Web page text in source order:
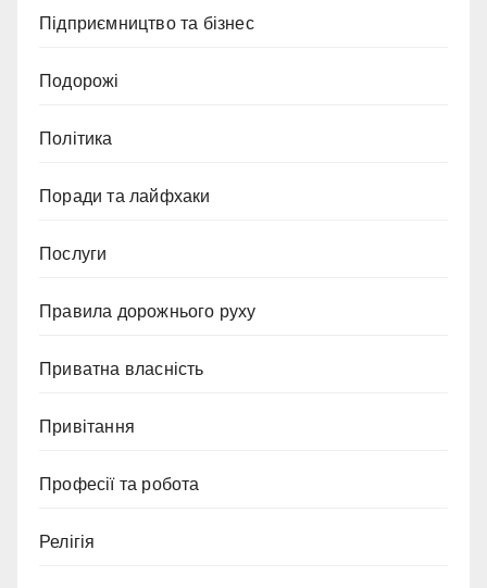
Підприємництво та бізнес
Подорожі
Політика
Поради та лайфхаки
Послуги
Правила дорожнього руху
Приватна власність
Привітання
Професії та робота
Релігія